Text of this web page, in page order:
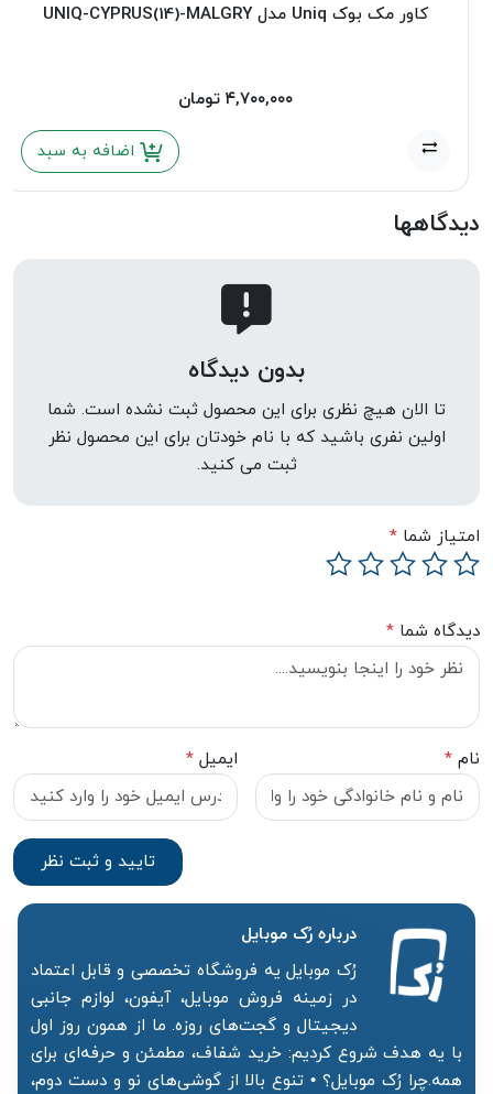
کاور مک بوک Uniq مدل UNIQ-CYPRUS(14)-MALGRY
۴,۷۰۰,۰۰۰ تومان
اضافه به سبد
دیدگاهها
بدون دیدگاه
تا الان هیچ نظری برای این محصول ثبت نشده است. شما
اولین نفری باشید که با نام خودتان برای این محصول نظر
ثبت می کنید.
امتیاز شما *
دیدگاه شما *
نام * ایمیل *
درباره رُک‌ موبایل
رُک موبایل یه فروشگاه تخصصی و قابل اعتماد
در زمینه فروش موبایل، آیفون، لوازم جانبی
دیجیتال و گجت‌های روزه. ما از همون روز اول
با یه هدف شروع کردیم: خرید شفاف، مطمئن و حرفه‌ای برای
همه.چرا رُک موبایل؟ • تنوع بالا از گوشی‌های نو و دست دوم،